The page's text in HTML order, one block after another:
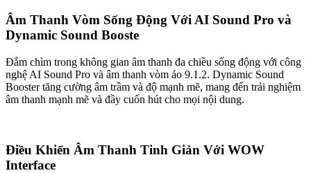
Âm Thanh Vòm Sống Động Với AI Sound Pro và
Dynamic Sound Booste
Đắm chìm trong không gian âm thanh đa chiều sống động với công
nghệ AI Sound Pro và âm thanh vòm ảo 9.1.2. Dynamic Sound
Booster tăng cường âm trầm và độ mạnh mẽ, mang đến trải nghiệm
âm thanh mạnh mẽ và đầy cuốn hút cho mọi nội dung.
Điều Khiển Âm Thanh Tinh Giản Với WOW
Interface